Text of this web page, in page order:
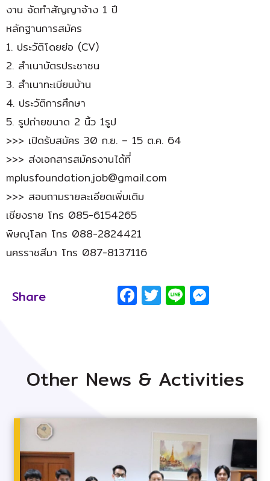
งาน จัดทำสัญญาจ้าง 1 ปี
หลักฐานการสมัคร
1. ประวัติโดยย่อ (CV)
2. สำเนาบัตรประชาชน
3. สำเนาทะเบียนบ้าน
4. ประวัติการศึกษา
5. รูปถ่ายขนาด 2 นิ้ว 1รูป
>>> เปิดรับสมัคร 30 ก.ย. – 15 ต.ค. 64
>>> ส่งเอกสารสมัครงานได้ที่
mplusfoundation.job@gmail.com
>>> สอบถามรายละเอียดเพิ่มเติม
เชียงราย โทร 085-6154265
พิษณุโลก โทร 088-2824421
นครราชสีมา โทร 087-8137116
Share Facebook
Twitter
Line
Other News & Activities